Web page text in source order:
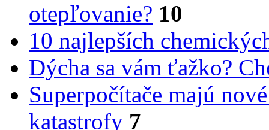
otepľovanie? 10
10 najlepších
Dýcha sa vám ťažko?
Superpočítače majú
katastrofy 7